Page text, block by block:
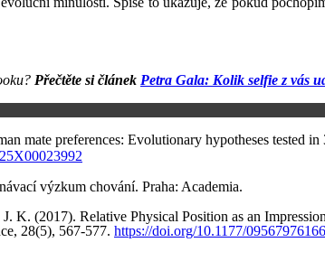
Přečtěte si článek Petra Gala: Kolik selfie z vás
mate preferences: Evolutionary hypotheses tested
výzkum chování. Praha: Academia.
K. (2017). Relative Physical Position as an
28(5), 567-577. https://doi.org/10.1177/